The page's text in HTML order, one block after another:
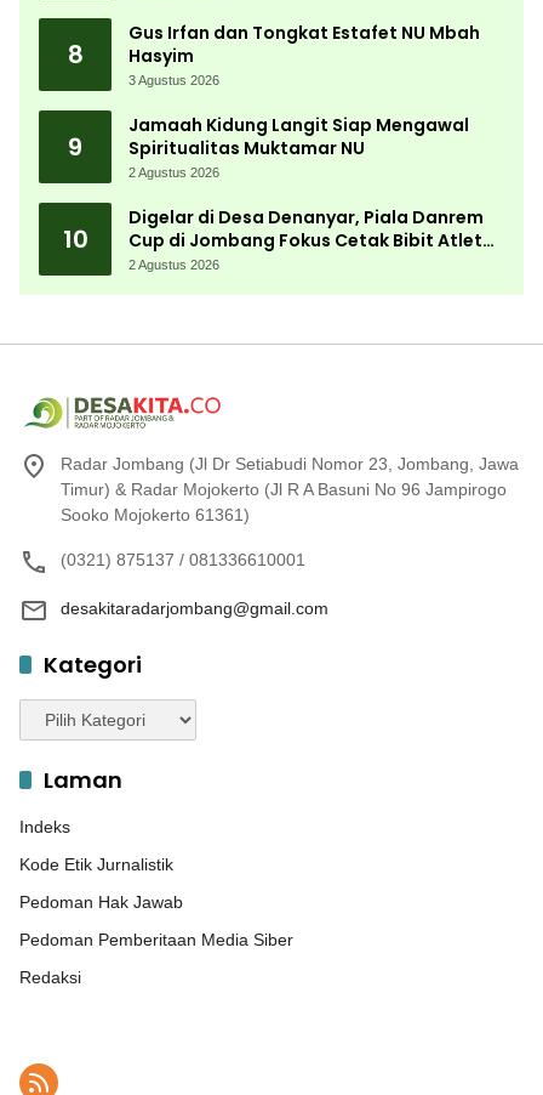
8
Gus Irfan dan Tongkat Estafet NU Mbah
Hasyim
3 Agustus 2026
9
Jamaah Kidung Langit Siap Mengawal
Spiritualitas Muktamar NU
2 Agustus 2026
10
Digelar di Desa Denanyar, Piala Danrem
Cup di Jombang Fokus Cetak Bibit Atlet
Menembak Berprestasi
2 Agustus 2026
Radar Jombang (Jl Dr Setiabudi Nomor 23, Jombang, Jawa
Timur) & Radar Mojokerto (Jl R A Basuni No 96 Jampirogo
Sooko Mojokerto 61361)
(0321) 875137 / 081336610001
desakitaradarjombang@gmail.com
Kategori
Kategori
Laman
Indeks
Kode Etik Jurnalistik
Pedoman Hak Jawab
Pedoman Pemberitaan Media Siber
Redaksi